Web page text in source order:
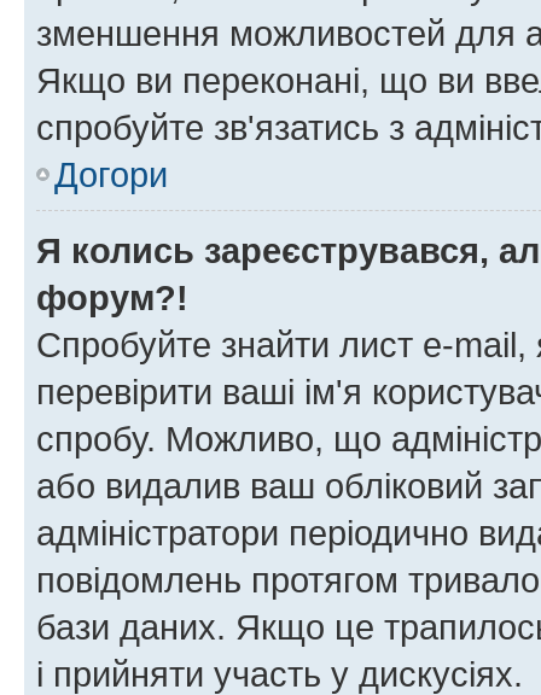
зменшення можливостей для
Якщо ви переконані, що ви
спробуйте зв'язатись з
Догори
Я колись зареєструвався,
форум?!
Спробуйте знайти лист e-mail,
перевірити ваші ім'я
спробу. Можливо, що
або видалив ваш обліковий
адміністратори періодично
повідомлень протягом
бази даних. Якщо це
і прийняти участь у дискусіях.